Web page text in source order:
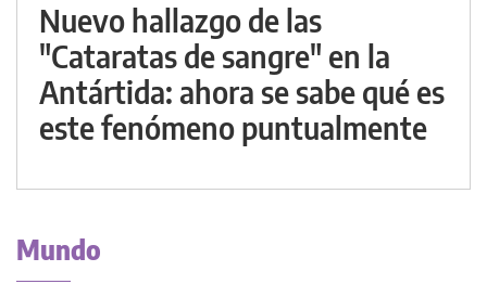
Nuevo hallazgo de las
"Cataratas de sangre" en la
Antártida: ahora se sabe qué es
este fenómeno puntualmente
Mundo